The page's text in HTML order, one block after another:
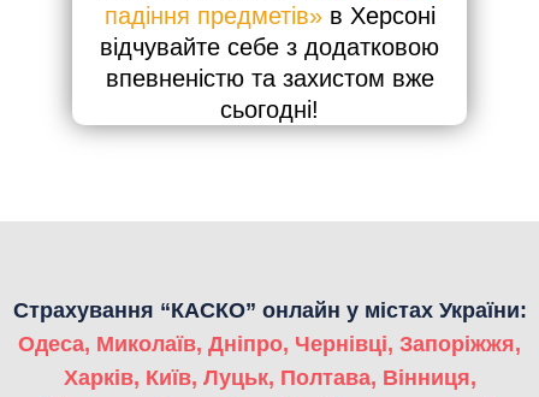
падіння предметів»в Херсоні
відчувайте себе з додатковою
впевненістю та захистом вже
сьогодні!
Страхування “КАСКО” онлайн у містах України:
Одеса, Миколаїв, Дніпро, Чернівці, Запоріжжя,
Харків, Київ, Луцьк, Полтава, Вінниця,